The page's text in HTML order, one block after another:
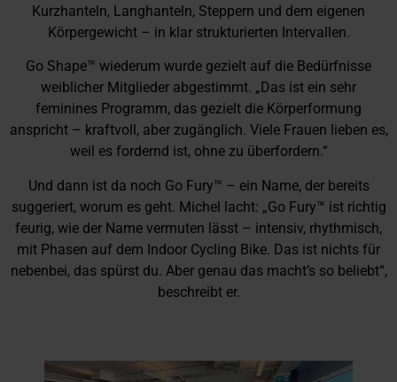
Kurzhanteln, Langhanteln, Steppern und dem eigenen
Körpergewicht – in klar strukturierten Intervallen.
Go Shape™ wiederum wurde gezielt auf die Bedürfnisse
weiblicher Mitglieder abgestimmt. „Das ist ein sehr
feminines Programm, das gezielt die Körperformung
anspricht – kraftvoll, aber zugänglich. Viele Frauen lieben es,
weil es fordernd ist, ohne zu überfordern.“
Und dann ist da noch Go Fury™ – ein Name, der bereits
suggeriert, worum es geht. Michel lacht: „Go Fury™ ist richtig
feurig, wie der Name vermuten lässt – intensiv, rhythmisch,
mit Phasen auf dem Indoor Cycling Bike. Das ist nichts für
nebenbei, das spürst du. Aber genau das macht’s so beliebt“,
beschreibt er.